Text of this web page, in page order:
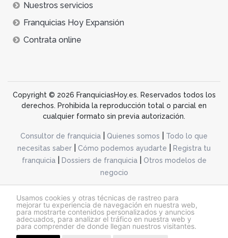
Usamos cookies y otras técnicas de rastreo para
mejorar tu experiencia de navegación en nuestra web,
para mostrarte contenidos personalizados y anuncios
adecuados, para analizar el tráfico en nuestra web y
para comprender de donde llegan nuestros visitantes.
Nuestros servicios
Franquicias Hoy Expansión
Contrata online
Copyright © 2026 FranquiciasHoy.es. Reservados todos los
derechos. Prohibida la reproducción total o parcial en
cualquier formato sin previa autorización.
Consultor de franquicia Quienes somos
Todo lo que
necesitas saber
Cómo podemos ayudarte
Registra tu
franquicia| Dossiers de franquicia|
Otros modelos de
negocio
@franquiciashoy.es |Aviso legal| Política de cookies|Política de privacidad